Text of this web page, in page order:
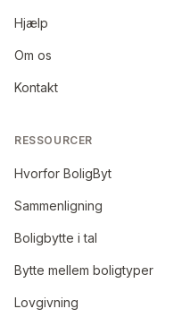
Hjælp
Om os
Kontakt
RESSOURCER
Hvorfor BoligByt
Sammenligning
Boligbytte i tal
Bytte mellem boligtyper
Lovgivning